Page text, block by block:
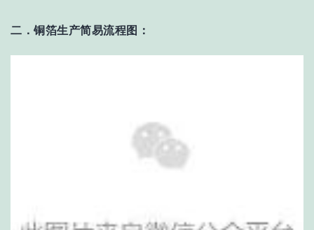
二．铜箔生产简易流程图：